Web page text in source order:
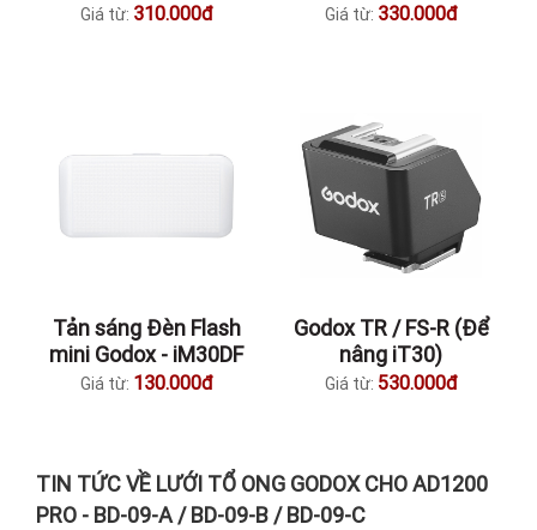
Giá từ: 310.000đ Giá từ: 330.000đ
Tản sáng Đèn Flash
mini Godox - iM30DF
Giá từ: 130.000đ
Godox TR / FS-R (Để
nâng iT30)
Giá từ: 530.000đ
TIN TỨC VỀ LƯỚI TỔ ONG GODOX CHO AD1200
PRO - BD-09-A / BD-09-B / BD-09-C